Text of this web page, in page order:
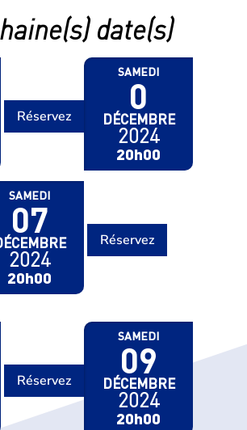
date(s)
Réservez
SAMEDI
0
DÉCEMBRE
2024
20h00
SAMEDI
07
2024
20h00
Réservez
Réservez
SAMEDI
09
DÉCEMBRE
2024
20h00